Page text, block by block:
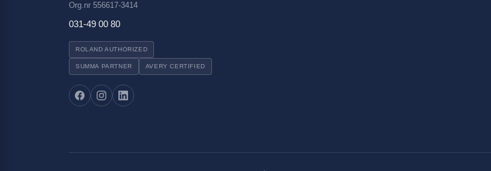
Org.nr 556617-3414
031-49 00 80
ROLAND AUTHORIZED
SUMMA PARTNER AVERY CERTIFIED